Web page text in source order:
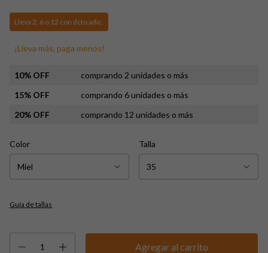
Lleva 2, 6 o 12 con dcto adic.
¡Lleva más, paga menos!
10% OFF
comprando 2 unidades o más
15% OFF
comprando 6 unidades o más
20% OFF
comprando 12 unidades o más
Color Talla
Guía de tallas